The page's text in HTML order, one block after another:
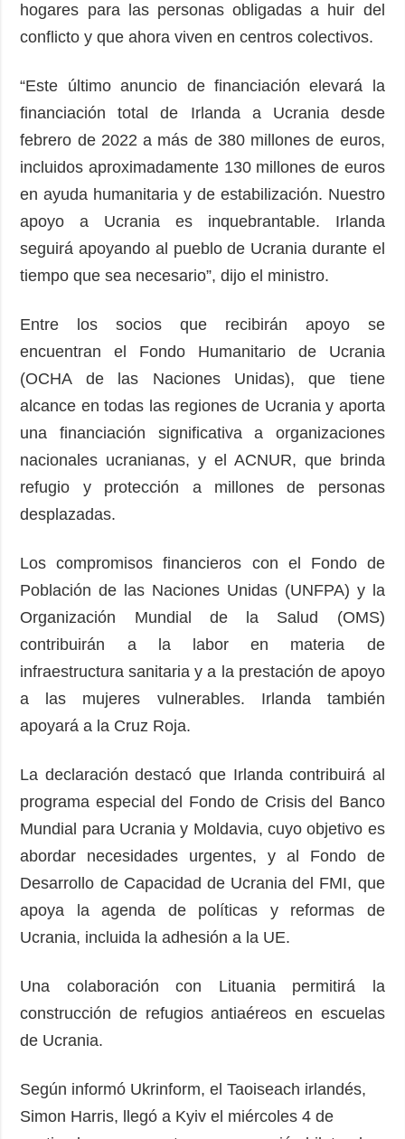
hogares para las personas obligadas a huir del
conflicto y que ahora viven en centros colectivos.
“Este último anuncio de financiación elevará la
financiación total de Irlanda a Ucrania desde
febrero de 2022 a más de 380 millones de euros,
incluidos aproximadamente 130 millones de euros
en ayuda humanitaria y de estabilización. Nuestro
apoyo a Ucrania es inquebrantable. Irlanda
seguirá apoyando al pueblo de Ucrania durante el
tiempo que sea necesario”, dijo el ministro.
Entre los socios que recibirán apoyo se
encuentran el Fondo Humanitario de Ucrania
(OCHA de las Naciones Unidas), que tiene
alcance en todas las regiones de Ucrania y aporta
una financiación significativa a organizaciones
nacionales ucranianas, y el ACNUR, que brinda
refugio y protección a millones de personas
desplazadas.
Los compromisos financieros con el Fondo de
Población de las Naciones Unidas (UNFPA) y la
Organización Mundial de la Salud (OMS)
contribuirán a la labor en materia de
infraestructura sanitaria y a la prestación de apoyo
a las mujeres vulnerables. Irlanda también
apoyará a la Cruz Roja.
La declaración destacó que Irlanda contribuirá al
programa especial del Fondo de Crisis del Banco
Mundial para Ucrania y Moldavia, cuyo objetivo es
abordar necesidades urgentes, y al Fondo de
Desarrollo de Capacidad de Ucrania del FMI, que
apoya la agenda de políticas y reformas de
Ucrania, incluida la adhesión a la UE.
Una colaboración con Lituania permitirá la
construcción de refugios antiaéreos en escuelas
de Ucrania.
Según informó Ukrinform, el Taoiseach irlandés,
Simon Harris, llegó a Kyiv el miércoles 4 de